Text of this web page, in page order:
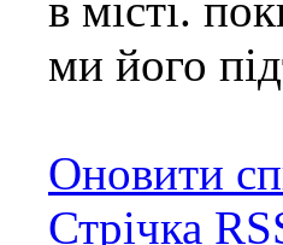
в місті.
ми його
Оновити
Стрічка